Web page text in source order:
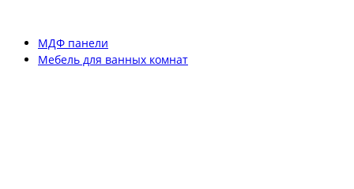
МДФ панели
Мебель для ванных комнат